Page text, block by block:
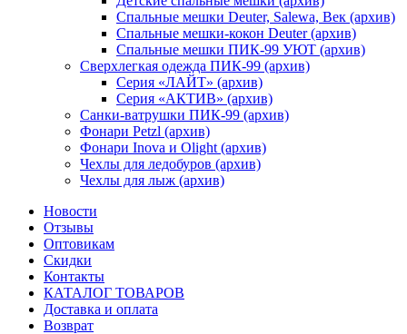
Спальные мешки Deuter, Salewa, Век (архив)
Спальные мешки-кокон Deuter (архив)
Спальные мешки ПИК-99 УЮТ (архив)
Сверхлегкая одежда ПИК-99 (архив)
Серия «ЛАЙТ» (архив)
Серия «АКТИВ» (архив)
Санки-ватрушки ПИК-99 (архив)
Фонари Petzl (архив)
Фонари Inova и Olight (архив)
Чехлы для ледобуров (архив)
Чехлы для лыж (архив)
Новости
Отзывы
Оптовикам
Скидки
Контакты
КАТАЛОГ ТОВАРОВ
Доставка и оплата
Возврат